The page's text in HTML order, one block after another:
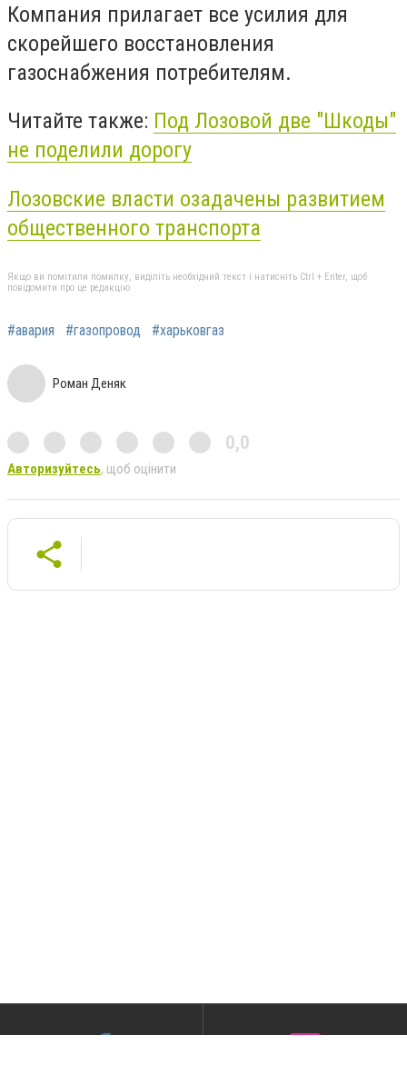
Компания прилагает все усилия для
скорейшего восстановления
газоснабжения потребителям.
Читайте также: Под Лозовой две "Шкоды"
не поделили дорогу
Лозовские власти озадачены развитием
общественного транспорта
Якщо ви помітили помилку, виділіть необхідний текст і натисніть Ctrl + Enter, щоб
повідомити про це редакцію
#авария #газопровод #харьковгаз
Роман Деняк
0,0
Авторизуйтесь, щоб оцінити